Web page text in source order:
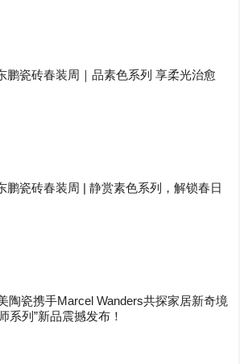
鹏瓷砖春装周｜品素色系列 享柔光治愈
鹏瓷砖春装周 | 静赏素色系列，解锁春日
陶瓷携手Marcel Wanders共探家居新奇境
系列”新品震撼发布！